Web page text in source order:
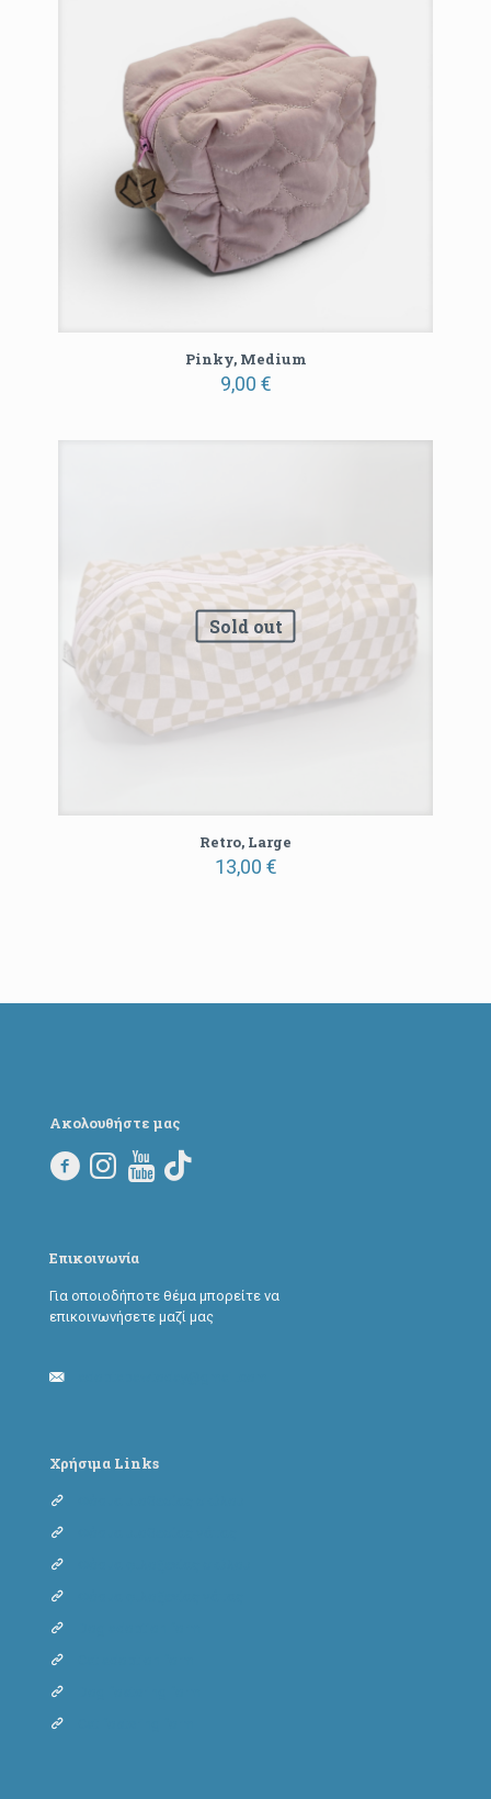
Pinky, Medium
9,00 €
Sold out
Retro, Large
13,00 €
Ακολουθήστε μας
Επικοινωνία
Για οποιοδήποτε θέμα μπορείτε να
επικοινωνήσετε μαζί μας
Χρήσιμα Links